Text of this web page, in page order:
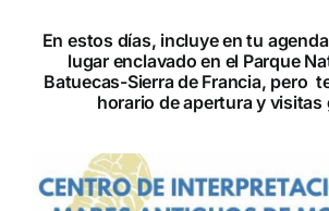
En estos días, incluye en tu
lugar enclavado en el Parque
Batuecas-Sierra de Francia, pero
horario de apertura y visitas